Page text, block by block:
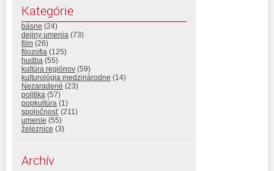
Kategórie
básne (24)
dejiny umenia (73)
film (26)
filozofia (125)
hudba (55)
kultúra regiónov (59)
kulturológia medzinárodne (14)
Nezaradené (23)
politika (57)
popkultúra (1)
spoločnosť (211)
umenie (55)
železnice (3)
Archív